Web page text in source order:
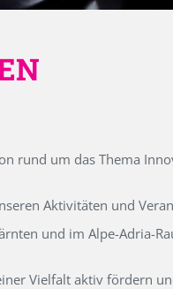
rund um das Thema
Aktivitäten und
und im Alpe-Adria-
Vielfalt aktiv fördern